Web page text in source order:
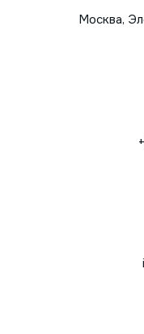
Москва,